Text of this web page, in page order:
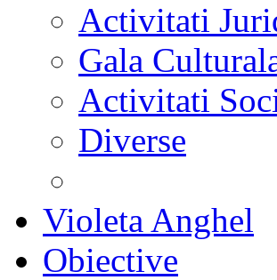
Activitati
Gala
Activitati
Diverse
Violeta Anghel
Obiective